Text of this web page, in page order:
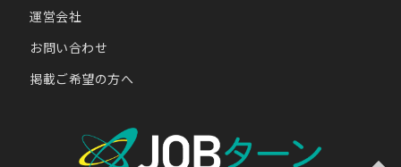
運営会社
お問い合わせ
掲載ご希望の方へ